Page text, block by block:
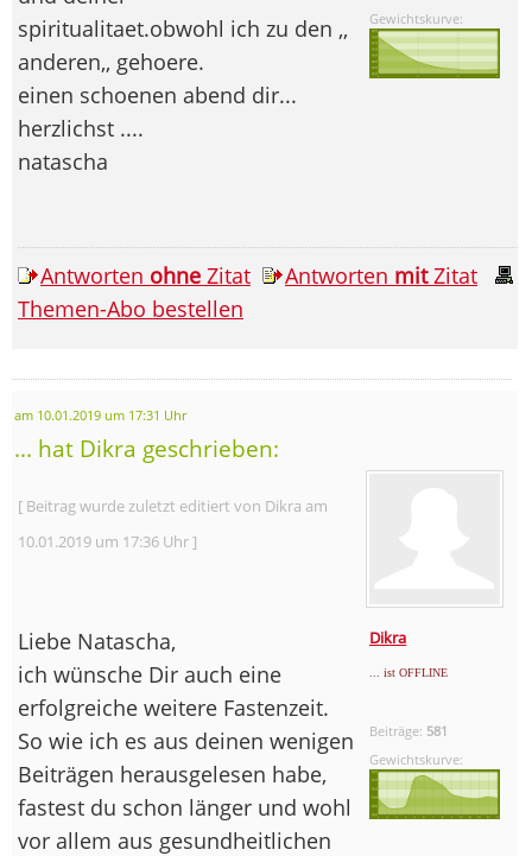
Gewichtskurve:
spiritualitaet.obwohl ich zu den ,,
anderen,, gehoere.
einen schoenen abend dir...
herzlichst ....
natascha
Antworten ohne Zitat Antworten mitZitat
Themen-Abo bestellen
am 10.01.2019 um 17:31 Uhr
... hat Dikra geschrieben:
Dikra
... ist OFFLINE
Beiträge: 581
Gewichtskurve:
[ Beitrag wurde zuletzt editiert von Dikra am
10.01.2019 um 17:36 Uhr ]
Liebe Natascha,
ich wünsche Dir auch eine
erfolgreiche weitere Fastenzeit.
So wie ich es aus deinen wenigen
Beiträgen herausgelesen habe,
fastest du schon länger und wohl
vor allem aus gesundheitlichen